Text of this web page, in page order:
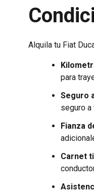
Alquila tu Fiat
para
Seguro
seguro
Fianza
Carnet